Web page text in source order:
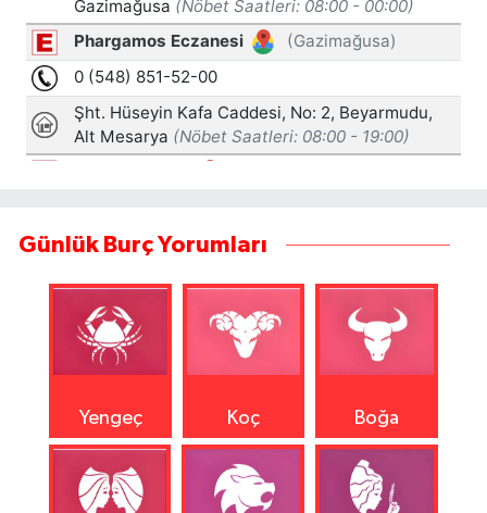
Günlük Burç Yorumları
Yengeç Koç Boğa